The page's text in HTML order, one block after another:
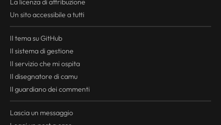
La licenza di attribuzione
Un sito accessibile a tutti
Il tema su GitHub
Il sistema di gestione
Il servizio che mi ospita
Il disegnatore di camu
Il guardiano dei commenti
Lascia un messaggio